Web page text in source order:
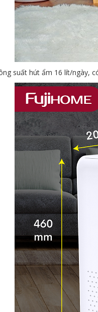
suất hút ẩm 16 lít/ngày,